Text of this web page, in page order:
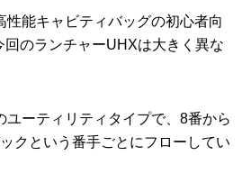
性能キャビティバッグの初心者向
のランチャーUHXは大きく異な
ユーティリティタイプで、8番から
クという番手ごとにフローしてい